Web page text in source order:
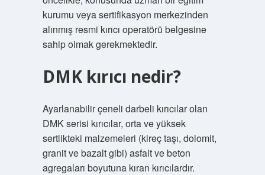
kurumu veya sertifikasyon merkezinden
alınmış resmi kırıcı operatörü belgesine
sahip olmak gerekmektedir.
DMK kırıcı nedir?
Ayarlanabilir çeneli darbeli kırıcılar olan
DMK serisi kırıcılar, orta ve yüksek
sertlikteki malzemeleri (kireç taşı, dolomit,
granit ve bazalt gibi) asfalt ve beton
agregaları boyutuna kıran kırıcılardır.